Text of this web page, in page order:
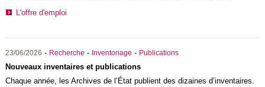
L'offre d'emploi
23/06/2026 - Recherche - Inventoriage - Publications
Nouveaux inventaires et publications
Chaque année, les Archives de l’État publient des dizaines d’inventaires.